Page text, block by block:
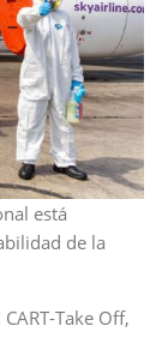
está
de la
Take Off,